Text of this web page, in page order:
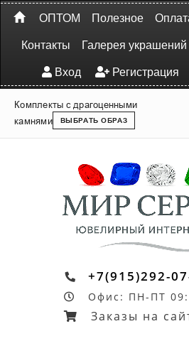
ОПТОМ Полезное
Контакты
Галерея украшений
Вход
Регистрация
Комплекты с драгоценными
камнями
ВЫБРАТЬ ОБРАЗ
+7(915)292-
Офис: ПН-ПТ
Заказы на